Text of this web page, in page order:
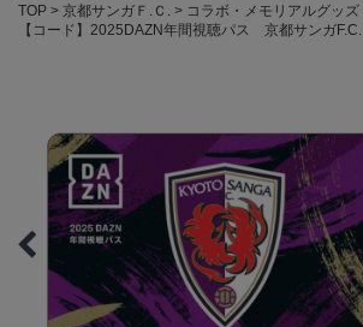
TOP 京都サンガＦ.Ｃ. コラボ・メモリアルグッズ
【コード】2025DAZN年間視聴パス 京都サンガF.C.